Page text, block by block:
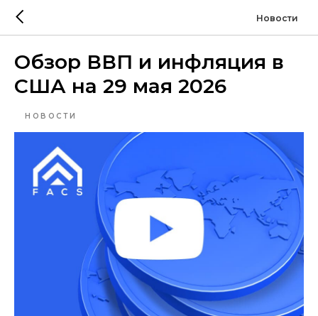
Новости
Обзор ВВП и инфляция в
США на 29 мая 2026
НОВОСТИ